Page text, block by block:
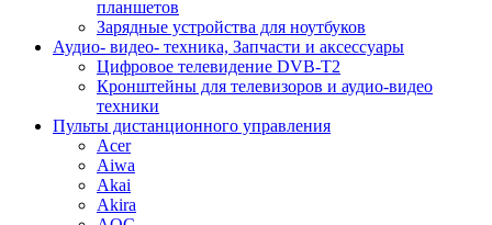
планшетов
Зарядные устройства для ноутбуков
Аудио- видео- техника, Запчасти и аксессуары
Цифровое телевидение DVB-T2
Кронштейны для телевизоров и аудио-видео
техники
Пульты дистанционного управления
Acer
Aiwa
Akai
Akira